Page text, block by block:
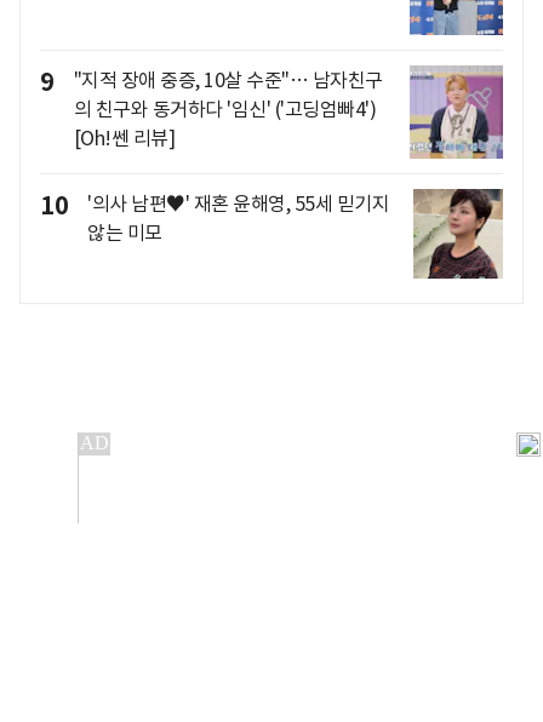
9
"지적 장애 중증, 10살 수준"… 남자친구
의 친구와 동거하다 '임신' ('고딩엄빠4')
[Oh!쎈 리뷰]
10
'의사 남편♥' 재혼 윤해영, 55세 믿기지
않는 미모